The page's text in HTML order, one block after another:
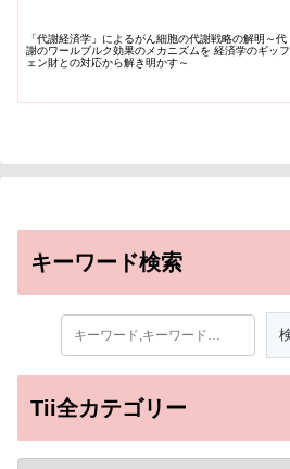
「代謝経済学」によるがん細胞の代謝戦略の解明～代
謝のワールブルク効果のメカニズムを 経済学のギッフ
ェン財との対応から解き明かす～
キーワード検索
Tii全カテゴリー